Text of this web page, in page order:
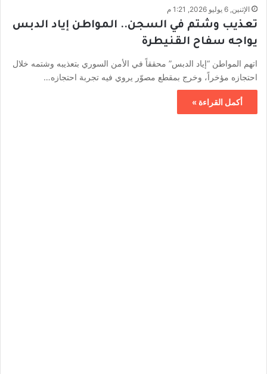
الإثنين, 6 يوليو 2026, 1:21 م
تعذيب وشتم في السجن.. المواطن إياد الدبس
يواجه سفاح القنيطرة
اتهم المواطن “إياد الدبس” محققاً في الأمن السوري بتعذيبه وشتمه خلال
احتجازه مؤخراً، وخرج بمقطع مصوّر يروي فيه تجربة احتجازه…
أكمل القراءة »